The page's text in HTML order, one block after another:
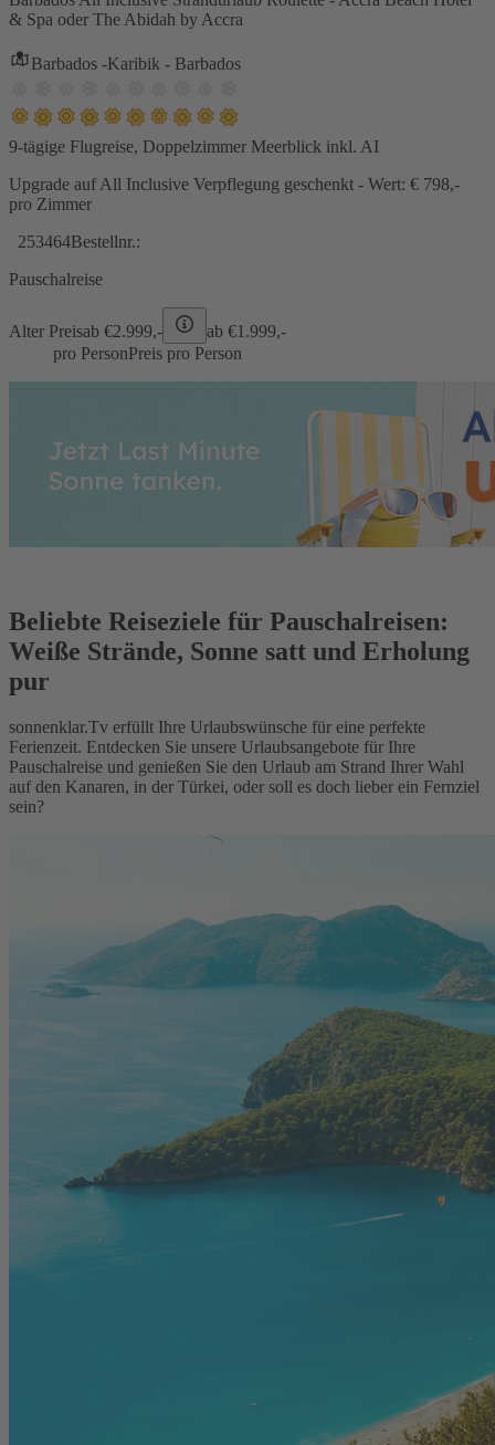
& Spa oder The Abidah by Accra
Barbados -Karibik - Barbados
9-tägige Flugreise, Doppelzimmer Meerblick inkl. AI
Upgrade auf All Inclusive Verpflegung geschenkt - Wert: € 798,-
pro Zimmer
253464Bestellnr.:
Pauschalreise
Alter Preisab €2.999,- ab €1.999,-
pro PersonPreis pro Person
Beliebte Reiseziele für Pauschalreisen:
Weiße Strände, Sonne satt und Erholung
pur
sonnenklar.Tv erfüllt Ihre Urlaubswünsche für eine perfekte
Ferienzeit. Entdecken Sie unsere Urlaubsangebote für Ihre
Pauschalreise und genießen Sie den Urlaub am Strand Ihrer Wahl
auf den Kanaren, in der Türkei, oder soll es doch lieber ein Fernziel
sein?